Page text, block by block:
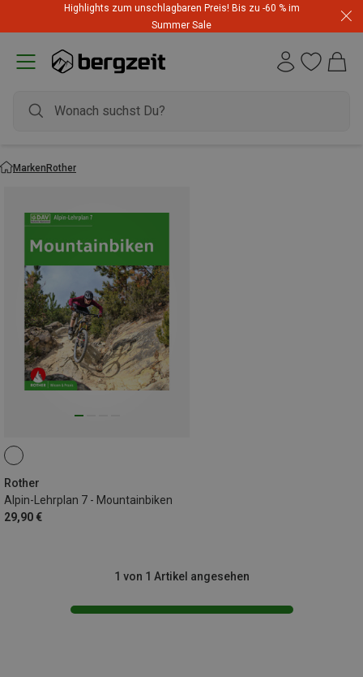
Highlights zum unschlagbaren Preis! Bis zu -60 % im
Summer Sale
MarkenRother
Rother
Alpin-Lehrplan 7 - Mountainbiken
29,90 €
1 von 1 Artikel angesehen